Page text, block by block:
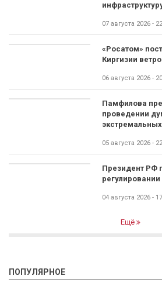
07 августа 2026 -
«Росатом»
Киргизии
06 августа 2026 -
Памфилова
проведении
05 августа 2026 -
Президент РФ
04 августа 2026 -
Ещё
ПОПУЛЯРНОЕ